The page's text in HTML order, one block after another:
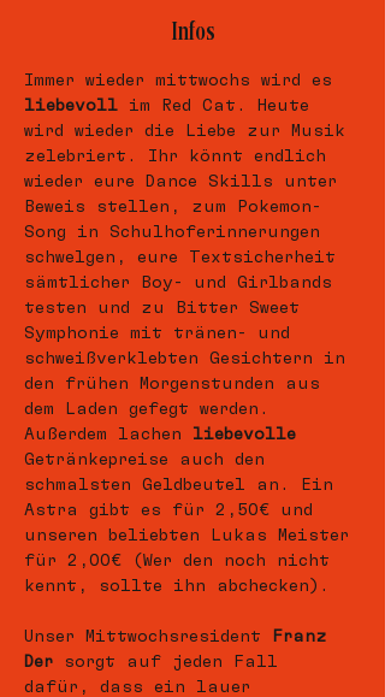
Infos
Immer wieder mittwochs wird es
liebevoll im Red Cat. Heute
wird wieder die Liebe zur Musik
zelebriert. Ihr könnt endlich
wieder eure Dance Skills unter
Beweis stellen, zum Pokemon-
Song in Schulhoferinnerungen
schwelgen, eure Textsicherheit
sämtlicher Boy- und Girlbands
testen und zu Bitter Sweet
Symphonie mit tränen- und
schweißverklebten Gesichtern in
den frühen Morgenstunden aus
dem Laden gefegt werden.
Außerdem lachen liebevolle
Getränkepreise auch den
schmalsten Geldbeutel an. Ein
Astra gibt es für 2,50€ und
unseren beliebten Lukas Meister
für 2,00€ (Wer den noch nicht
kennt, sollte ihn abchecken).
Unser Mittwochsresident
Franz
Der
sorgt auf jeden Fall
dafür, dass ein lauer